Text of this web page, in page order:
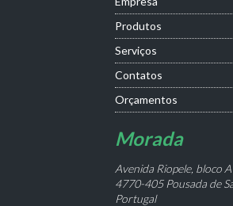
Produtos
Serviços
Contatos
Orçamentos
Morada
Avenida Riopele, bloco
4770-405 Pousada de
Portugal